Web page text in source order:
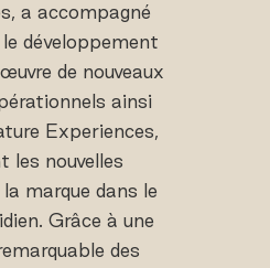
a accompagné
développement
de nouveaux
ainsi
Experiences,
les nouvelles
marque dans le
Grâce à une
des